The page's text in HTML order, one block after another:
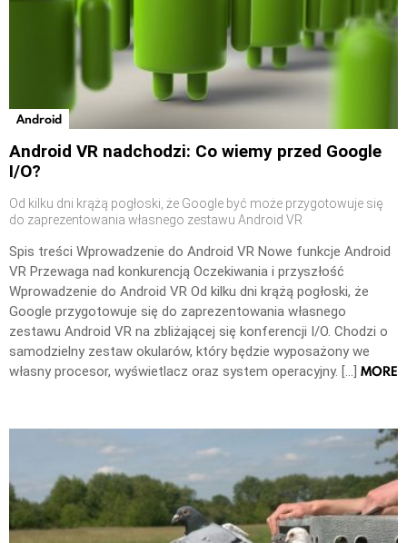
Android
Android VR nadchodzi: Co wiemy przed Google
I/O?
Od kilku dni krążą pogłoski, że Google być może przygotowuje się
do zaprezentowania własnego zestawu Android VR
Spis treści Wprowadzenie do Android VR Nowe funkcje Android
VR Przewaga nad konkurencją Oczekiwania i przyszłość
Wprowadzenie do Android VR Od kilku dni krążą pogłoski, że
Google przygotowuje się do zaprezentowania własnego
zestawu Android VR na zbliżającej się konferencji I/O. Chodzi o
samodzielny zestaw okularów, który będzie wyposażony we
własny procesor, wyświetlacz oraz system operacyjny. […] MORE